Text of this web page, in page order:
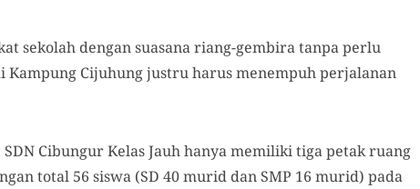
sekolah dengan suasana riang-gembira tanpa perlu
Cijuhung justru harus menempuh perjalanan
Cibungur Kelas Jauh hanya memiliki tiga petak ruang
total 56 siswa (SD 40 murid dan SMP 16 murid) pada